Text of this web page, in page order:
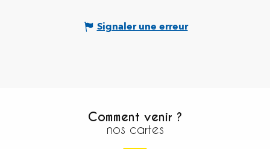
Signaler une erreur
Comment venir ?
nos cartes